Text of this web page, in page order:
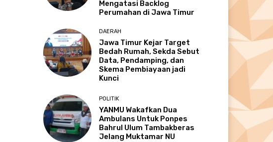
Mengatasi Backlog
Perumahan di Jawa Timur
DAERAH
Jawa Timur Kejar Target
Bedah Rumah, Sekda Sebut
Data, Pendamping, dan
Skema Pembiayaan jadi
Kunci
POLITIK
YANMU Wakafkan Dua
Ambulans Untuk Ponpes
Bahrul Ulum Tambakberas
Jelang Muktamar NU